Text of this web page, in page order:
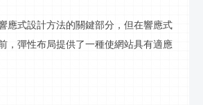
應式設計方法的關鍵部分，但在響應式
，彈性布局提供了一種使網站具有適應